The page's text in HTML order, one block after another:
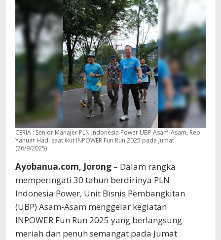
CERIA : Senior Manajer PLN Indonesia Power UBP Asam-Asam, Reo
Yanuar Hadi saat ikut INPOWER Fun Run 2025 pada Jumat
(26/9/2025)
Ayobanua.com, Jorong – Dalam rangka
memperingati 30 tahun berdirinya PLN
Indonesia Power, Unit Bisnis Pembangkitan
(UBP) Asam-Asam menggelar kegiatan
INPOWER Fun Run 2025 yang berlangsung
meriah dan penuh semangat pada Jumat